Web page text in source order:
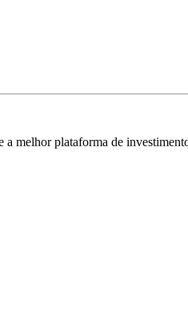
a melhor plataforma de